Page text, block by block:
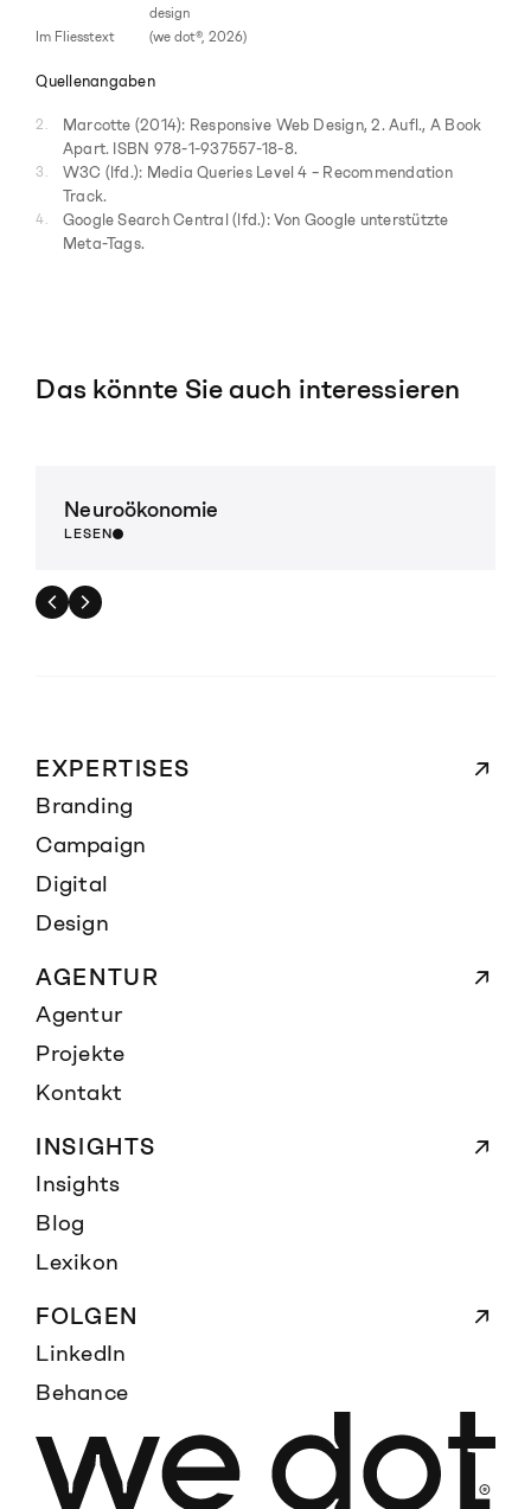
design
Im Fliesstext
(we dot®, 2026)
Quellenangaben
Marcotte (2014): Responsive Web Design, 2. Aufl., A Book
Apart. ISBN 978-1-937557-18-8.
(Öffnet in einem neuen Tab)
W3C (lfd.): Media Queries Level 4 – Recommendation
Track.
(Öffnet in einem neuen Tab)
Google Search Central (lfd.): Von Google unterstützte
Meta-Tags.
Das könnte Sie auch interessieren
Neuroökonomie
LESEN
EXPERTISES
Branding
Campaign
Digital
Design
AGENTUR
Agentur
Projekte
Kontakt
INSIGHTS
Insights
Blog
Lexikon
FOLGEN
LinkedIn
Behance